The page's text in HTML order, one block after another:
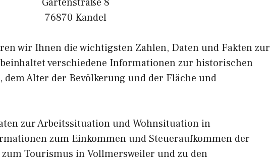
76870 Kandel
wir Ihnen die wichtigsten Zahlen, Daten und Fakten zur
verschiedene Informationen zur historischen
Alter der Bevölkerung und der Fläche und
zur Arbeitssituation und Wohnsituation in
zum Einkommen und Steueraufkommen der
Tourismus in Vollmersweiler und zu den